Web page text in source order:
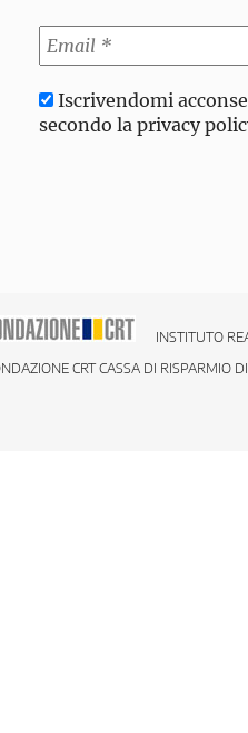
Iscrivendomi
secondo la privacy
INSTITUTO
CRT CASSA DI RISPARMIO